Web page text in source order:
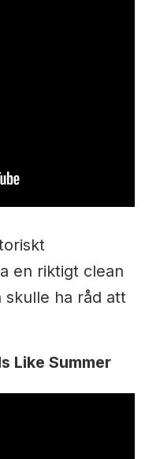
en riktigt clean
skulle ha råd att
Like Summer